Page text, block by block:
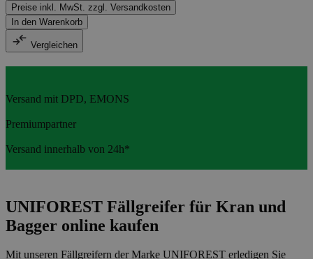
Preise inkl. MwSt. zzgl. Versandkosten
In den Warenkorb
Vergleichen
Versand mit DPD, EMONS
Premiumpartner
Versand innerhalb von 24h*
UNIFOREST Fällgreifer für Kran und
Bagger online kaufen
Mit unseren Fällgreifern der Marke UNIFOREST erledigen Sie